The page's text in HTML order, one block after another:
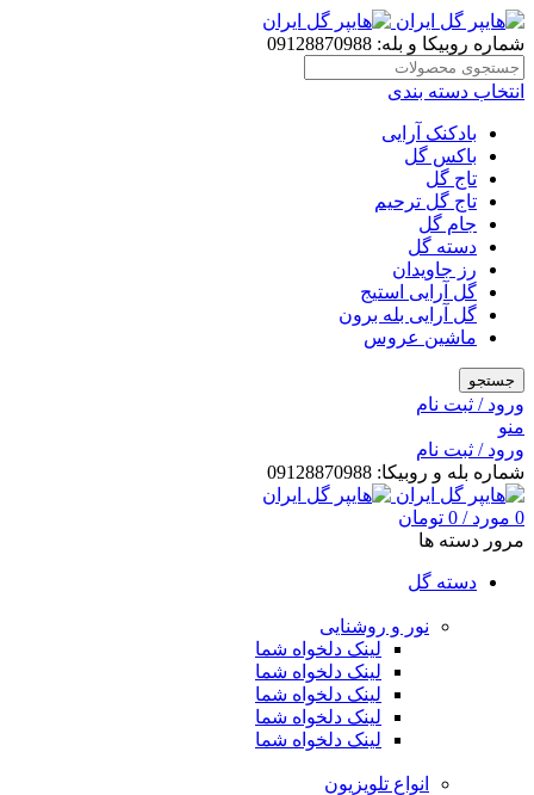
شماره روبیکا و بله: 09128870988
انتخاب دسته بندی
بادکنک آرایی
باکس گل
تاج گل
تاج گل ترحیم
جام گل
دسته گل
رز جاویدان
گل آرایی استیج
گل آرایی بله برون
ماشین عروس
جستجو
ورود / ثبت نام
منو
ورود / ثبت نام
شماره بله و روبیکا: 09128870988
0 مورد /
0 تومان
مرور دسته ها
دسته گل
نور و روشنایی
لینک دلخواه شما
لینک دلخواه شما
لینک دلخواه شما
لینک دلخواه شما
لینک دلخواه شما
انواع تلویزیون